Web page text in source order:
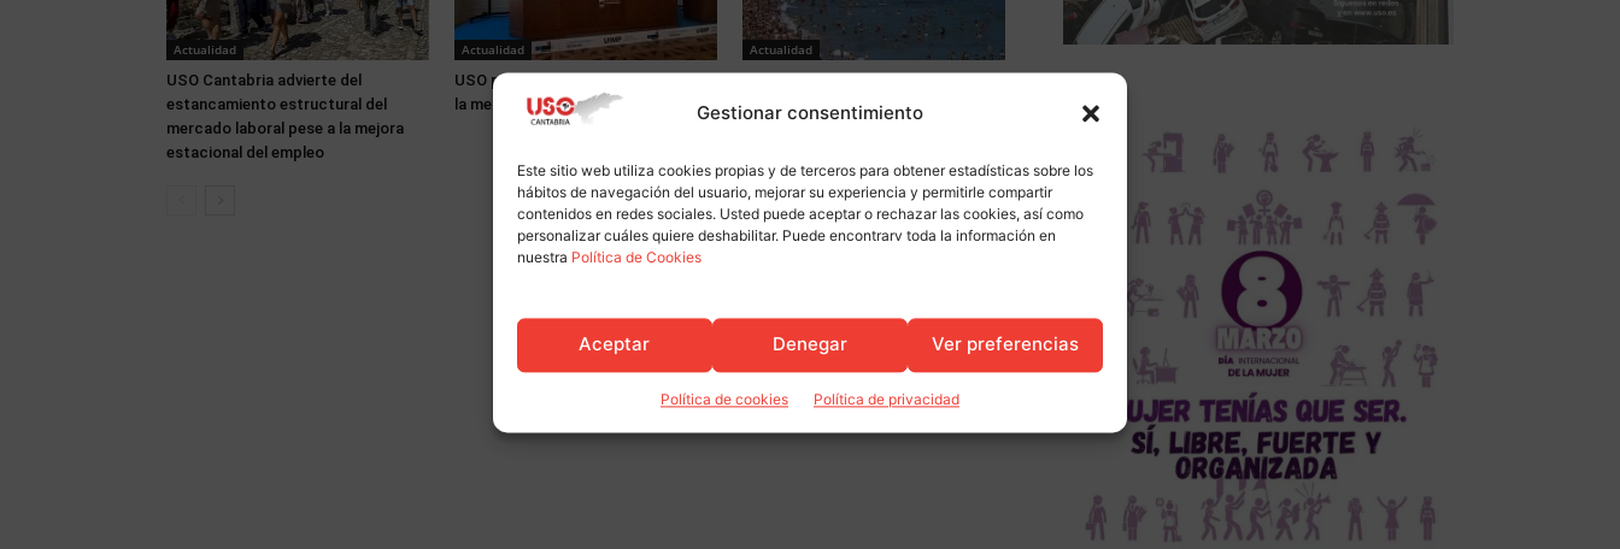
Gestionar consentimiento
Este sitio web utiliza cookies propias y de terceros para obtener estadísticas sobre los
hábitos de navegación del usuario, mejorar su experiencia y permitirle compartir
contenidos en redes sociales. Usted puede aceptar o rechazar las cookies, así como
personalizar cuáles quiere deshabilitar. Puede encontrarv toda la información en
nuestra Política de Cookies
Aceptar Denegar Ver preferencias
Política de cookies Política de privacidad
Actualidad
USO Cantabria advierte del
estancamiento estructural del
mercado laboral pese a la mejora
estacional del empleo
Actualidad
USO participa en la presentación de
la memoria del CES en la UIMP
Actualidad
récord tira con fuerza del empleo